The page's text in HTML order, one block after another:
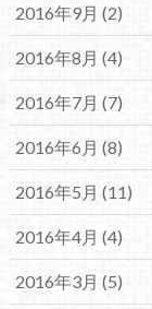
2016年9月 (2)
2016年8月 (4)
2016年7月 (7)
2016年6月 (8)
2016年5月 (11)
2016年4月 (4)
2016年3月 (5)